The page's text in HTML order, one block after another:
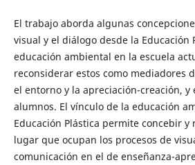
El trabajo aborda algunas
visual y el diálogo desde la Educación
educación ambiental en la escuela
reconsiderar estos como mediadores
el entorno y la apreciación-creación, y
alumnos. El vínculo de la educación
Educación Plástica permite concebir y
lugar que ocupan los procesos de
comunicación en el de enseñanza-